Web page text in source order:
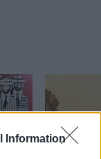
Information